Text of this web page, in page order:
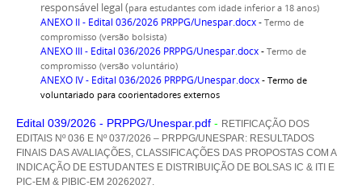
responsável legal (para estudantes com idade inferior a 18 anos)
ANEXO II - Edital 036/2026 PRPPG/Unespar.docx- Termo de
compromisso (versão bolsista)
ANEXO III - Edital 036/2026 PRPPG/Unespar.docx- Termo de
compromisso (versão voluntário)
ANEXO IV - Edital 036/2026 PRPPG/Unespar.docx- Termo de
voluntariado para coorientadores externos
Edital 039/2026 - PRPPG/Unespar.pdf - RETIFICAÇÃO DOS
EDITAIS Nº 036 E Nº 037/2026 – PRPPG/UNESPAR: RESULTADOS
FINAIS DAS AVALIAÇÕES, CLASSIFICAÇÕES DAS PROPOSTAS COM A
INDICAÇÃO DE ESTUDANTES E DISTRIBUIÇÃO DE BOLSAS IC & ITI E
PIC-EM & PIBIC-EM 20262027.